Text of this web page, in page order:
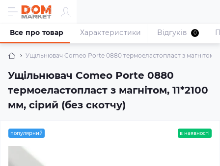
Ущільнювач Comeo Porte 0880 термоеластопласт з магнітом,
Ущільнювач Comeo Porte 0880
термоеластопласт з магнітом, 11*2100
мм, сірий (без скотчу)
Все про товар Характеристики Відгуків 0
популярний в наявності